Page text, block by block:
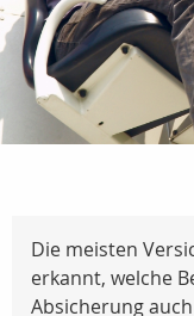
Die meisten
erkannt, welche
Absicherung